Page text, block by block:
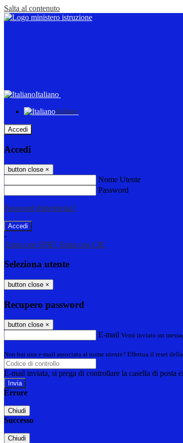
Salta al contenuto
Italiano
Italiano
Accedi
Accedi
button close ×
Nome Utente
Password
Password dimenticata?
-
Entra con SPID Entra con CIE
Seleziona utente
button close ×
Recupero password
button close ×
E-mail Verrà inviato un
Non hai una e-mail associata al nome utente? Effettua il reset
E-mail inviata, si prega di controllare la casella di posta
Errore
Chiudi
Successo
Chiudi